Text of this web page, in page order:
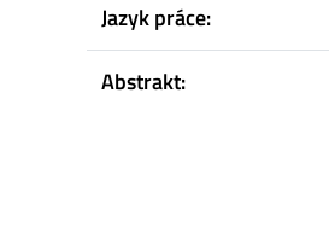
Jazyk práce:
Abstrakt: